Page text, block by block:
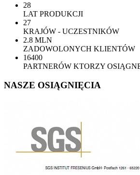
28
LAT PRODUKCJI
27
KRAJÓW - UCZESTNIKÓW
2.8 MLN
ZADOWOLONYCH KLIENTÓW
16400
PARTNERÓW KTORZY
NASZE OSIĄGNIĘCIA